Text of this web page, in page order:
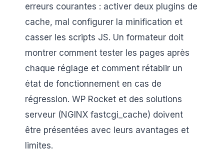
erreurs courantes : activer deux plugins de
cache, mal configurer la minification et
casser les scripts JS. Un formateur doit
montrer comment tester les pages après
chaque réglage et comment rétablir un
état de fonctionnement en cas de
régression. WP Rocket et des solutions
serveur (NGINX fastcgi_cache) doivent
être présentées avec leurs avantages et
limites.